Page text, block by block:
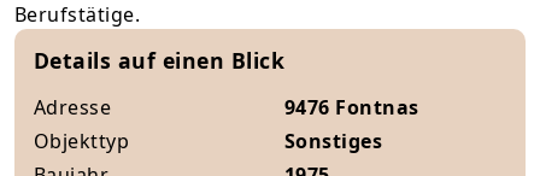
Berufstätige.
Details auf einen Blick
Adresse
9476 Fontnas
Objekttyp
Sonstiges